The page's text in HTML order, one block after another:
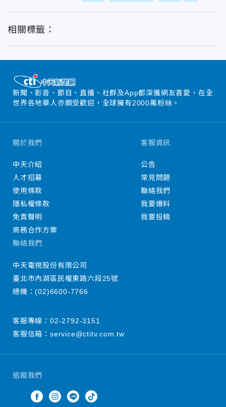
相關標籤：
新聞、影音、節目、直播、社群及App都深獲網友喜愛，在全
世界各地華人亦頗受歡迎，全球擁有2000萬粉絲。
追蹤我們
關於我們
中天介紹
人才招募
使用條款
隱私權條款
免責聲明
商務合作方案
客服資訊
公告
常見問題
聯絡我們
我要爆料
我要投稿
聯絡我們
中天電視股份有限公司
臺北市內湖區民權東路六段25號
總機：(02)6600-7766
客服專線： 02-2792-3151
客服信箱： service@ctitv.com.tw